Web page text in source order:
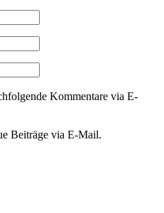
Kommentare via E-
Beiträge via E-Mail.